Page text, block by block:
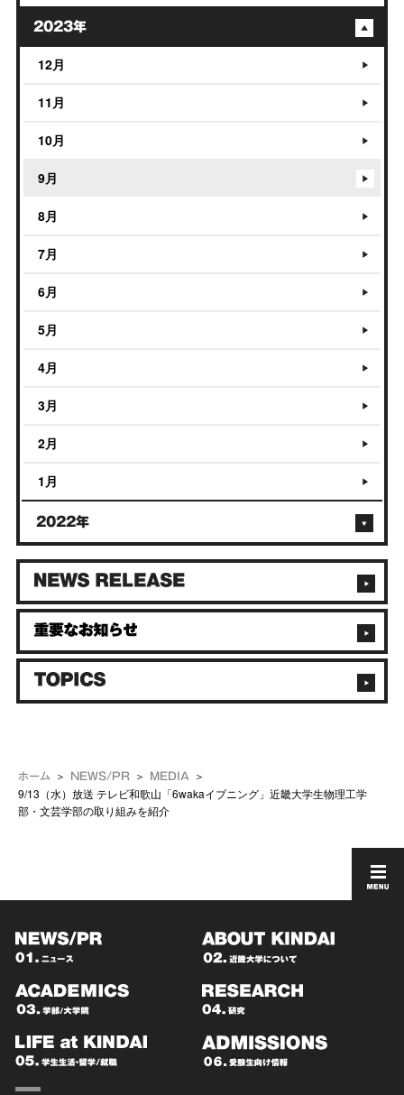
ホーム NEWS/PR MEDIA
9/13（水）放送 テレビ和歌山「6wakaイブニング」近畿大学生物理工学
部・文芸学部の取り組みを紹介
2023年
12月
11月
10月
9月
8月
7月
6月
5月
4月
3月
2月
1月
2022年